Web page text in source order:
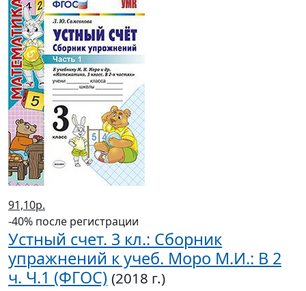
128,50р.
Табличное умножение. 2-3 кл.: Ко
всем действующим учебникам
ФГОС (2019 г.)
Самсонова Л.Ю.
Магазины
СерияУчебно-методический
комплект